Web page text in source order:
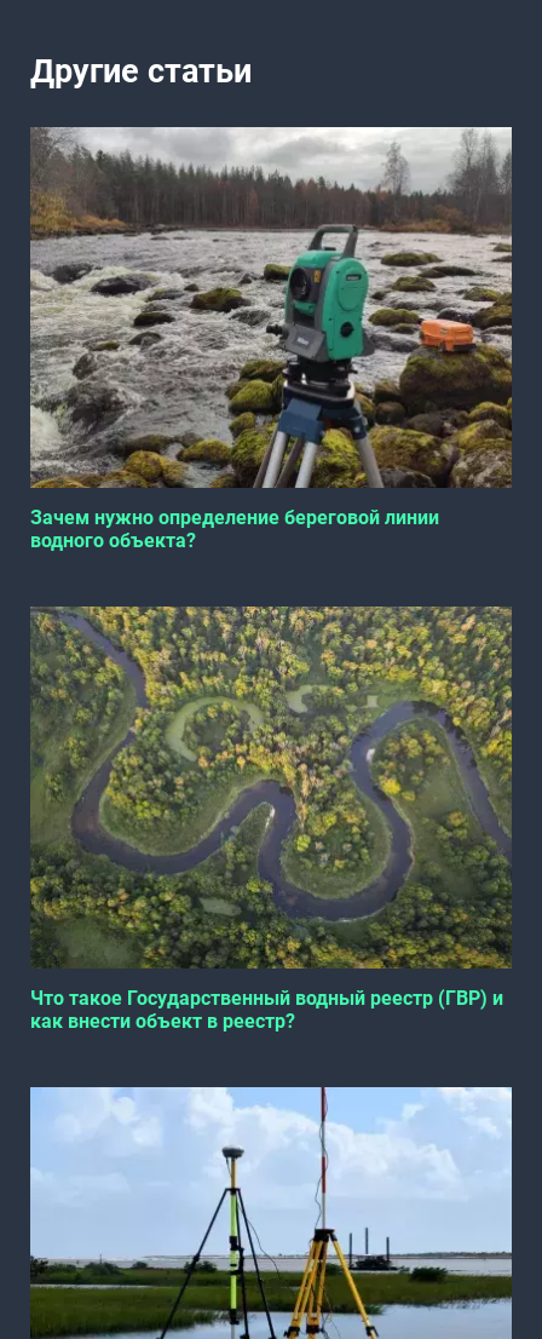
Другие статьи
Зачем нужно определение береговой линии
водного объекта?
Что такое Государственный водный реестр (ГВР) и
как внести объект в реестр?